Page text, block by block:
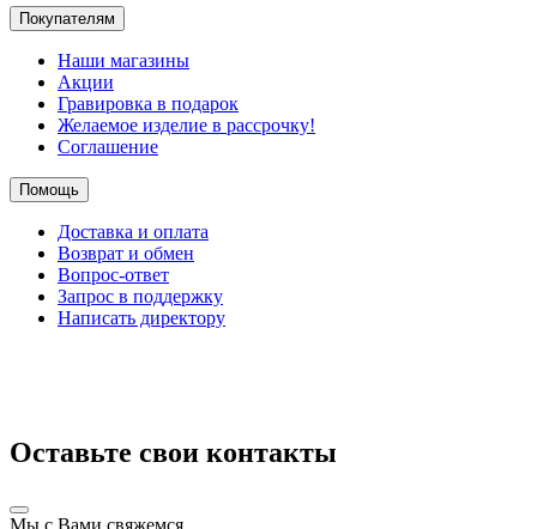
Покупателям
Наши магазины
Акции
Гравировка в подарок
Желаемое изделие в рассрочку!
Соглашение
Помощь
Доставка и оплата
Возврат и обмен
Вопрос-ответ
Запрос в поддержку
Написать директору
Оставьте свои контакты